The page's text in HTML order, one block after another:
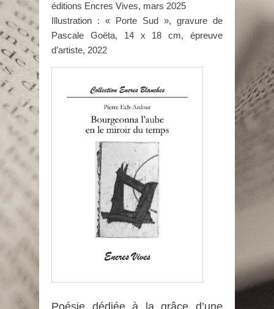
éditions Encres Vives, mars 2025
Illustration : « Porte Sud », gravure de
Pascale Goëta, 14 x 18 cm, épreuve
d’artiste, 2022
Poésie dédiée à la grâce d’une